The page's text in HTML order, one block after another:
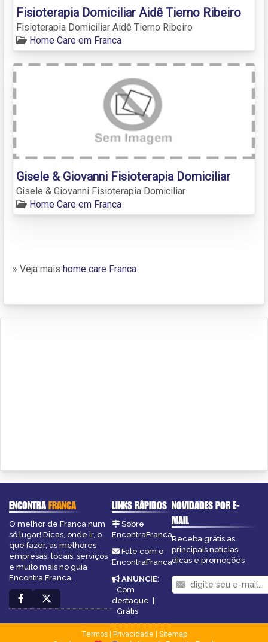
Fisioterapia Domiciliar Aidê Tierno Ribeiro
Fisioterapia Domiciliar Aidê Tierno Ribeiro
Home Care em Franca
Gisele & Giovanni Fisioterapia Domiciliar
Gisele & Giovanni Fisioterapia Domiciliar
Home Care em Franca
» Veja mais home care Franca
ENCONTRAFRANCA
O melhor de Franca num
só lugar! Dicas, onde ir, o
que fazer, as melhores
empresas, locais, serviços
e muito mais no guia
Encontra Franca.
LINKS RÁPIDOS
Sobre
EncontraFranca
Fale com o
EncontraFranca
ANUNCIE:
Com
destaque |
Grátis
NOVIDADES POR E-
MAIL
Receba grátis as
principais notícias,
dicas e promoções
Termos| Privacidade
Sitemap